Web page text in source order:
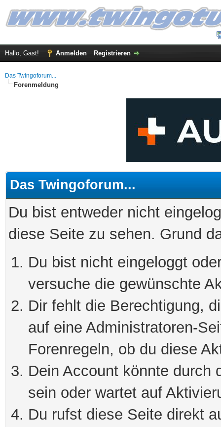
Hallo, Gast! Anmelden Registrieren
Das Twingoforum...
Forenmeldung
Das Twingoforum...
Du bist entweder nicht
diese Seite zu sehen. Grund
Du bist nicht eingeloggt
versuche die gewünschte
Dir fehlt die Berechtigung,
auf eine Administratoren-
Forenregeln, ob du diese
Dein Account könnte durch
sein oder wartet auf
Du rufst diese Seite direkt